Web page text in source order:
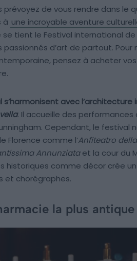
prévoyez de vous rendre dans le
à une incroyable aventure
tient le Festival international
passionnés d’art de partout.
pensez à acheter
avec
. Il accueille des
Cependant, le festival
Florence comme l’Anfiteatro
Annunziataet la cour du
historiques comme décor crée
et chorégraphes.
la plus antique